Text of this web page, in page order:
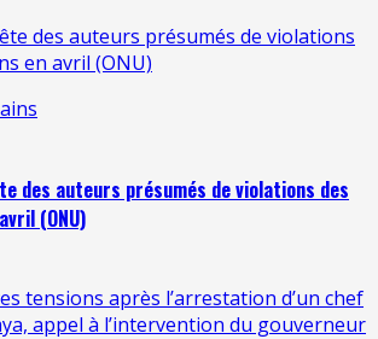
des auteurs présumés de violations
en avril (ONU)
des auteurs présumés de violations des
(ONU)
tensions après l’arrestation d’un chef
appel à l’intervention du gouverneur